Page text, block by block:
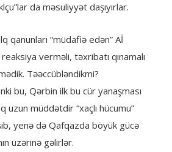
da məsuliyyət daşıyırlar.
qanunları “müdafiə edən” Aİ
verməli, təxribatı qınamalı
Təəccübləndikmi?
bu, Qərbin ilk bu cür yanaşması
uzun müddətdir “xaçlı hücumu”
yenə də Qafqazda böyük gücə
üzərinə gəlirlər.